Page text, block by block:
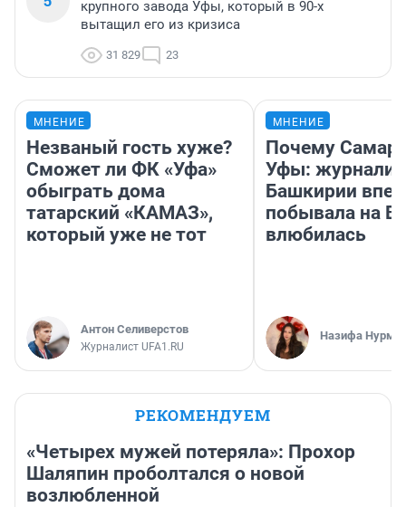
крупного завода Уфы, который в 90-х
вытащил его из кризиса
31 829 23
МНЕНИЕ
Незваный гость хуже?
Сможет ли ФК «Уфа»
обыграть дома
татарский «КАМАЗ»,
который уже не тот
Антон Селиверстов
Журналист UFA1.RU
МНЕНИЕ
Почему
Уфы:
Башкирии
побывала на
влюбилась
Назифа
РЕКОМЕНДУЕМ
«Четырех мужей потеряла»: Прохор
Шаляпин проболтался о новой
возлюбленной